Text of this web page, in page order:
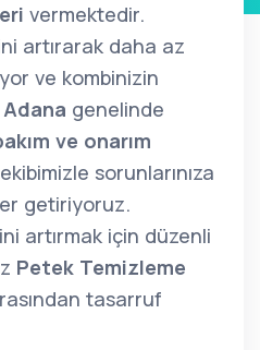
vermektedir.
artırarak daha az
ve kombinizin
Adana genelinde
ve onarım
sorunlarınıza
getiriyoruz.
artırmak için düzenli
Petek Temizleme
tasarruf